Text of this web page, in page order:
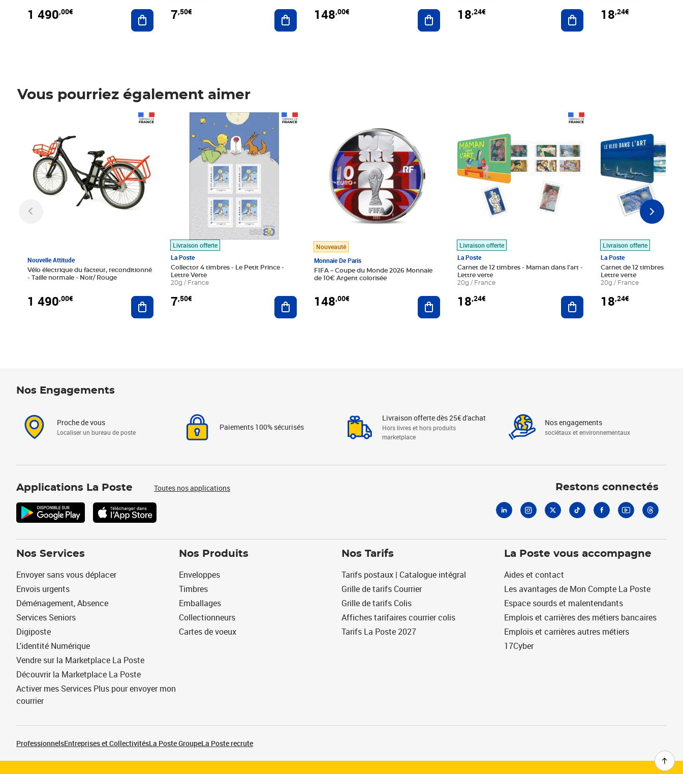
1 490,00€ Ajouter au panier
7,50€ Ajouter au panier
148,00€ Ajouter au panier
18,24€ Ajouter au panier
18,24€
Vous pourriez également aimer
Nouvelle Attitude
Vélo électrique du facteur, reconditionné
- Taille normale - Noir/ Rouge
1 490,00€ Ajouter au panier
Livraison offerte
La Poste
Collector 4 timbres - Le Petit Prince -
Lettre Verte
20g / France
7,50€
Prix 7,50€
Ajouter au panier
Nouveauté
Monnaie De Paris
FIFA – Coupe du Monde 2026 Monnaie
de 10€ Argent colorisée
148,00€ Ajouter au panier
Livraison offerte
La Poste
Carnet de 12 timbres - Maman dans l'art -
Lettre verte
20g / France
18,24€ Ajouter au panier
Livraison offerte
La Poste
Carnet de 12 timbres - Le
Lettre verte
20g / France
18,24€
Nos Engagements
Proche de vous
Localiser un bureau de poste
Paiements 100% sécurisés
Livraison offerte dès 25€ d'achat
Hors livres et hors produits
marketplace
Nos engagements
sociétaux et environnementaux
Applications La Poste Toutes nos applications Restons connectés
Nos Services
Envoyer sans vous déplacer
Envois urgents
Déménagement, Absence
Services Seniors
Digiposte
L'identité Numérique
Vendre sur la Marketplace La Poste
Découvrir la Marketplace La Poste
Activer mes Services Plus pour envoyer mon
courrier
Nos Produits
Enveloppes
Timbres
Emballages
Collectionneurs
Cartes de voeux
Nos Tarifs
Tarifs postaux | Catalogue intégral
Grille de tarifs Courrier
Grille de tarifs Colis
Affiches tarifaires courrier colis
Tarifs La Poste 2027
La Poste vous accompagne
Aides et contact
Les avantages de Mon Compte La Poste
Espace sourds et malentendants
Emplois et carrières des métiers bancaires
Emplois et carrières autres métiers
17Cyber
ProfessionnelsEntreprises et CollectivitésLa Poste GroupeLa Poste recrute